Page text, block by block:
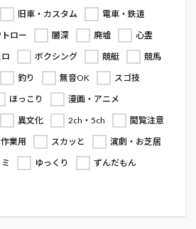
旧車・カスタム
電車・鉄道
ロー 闇深 廃墟
心霊
ボクシング 競艇
競馬
釣り 無音OK
スゴ技
ほっこり
漫画・アニメ
異文化 2ch・5ch
閲覧注意
作業用 スカッと
演劇・お芝居
ゆっくり ずんだもん